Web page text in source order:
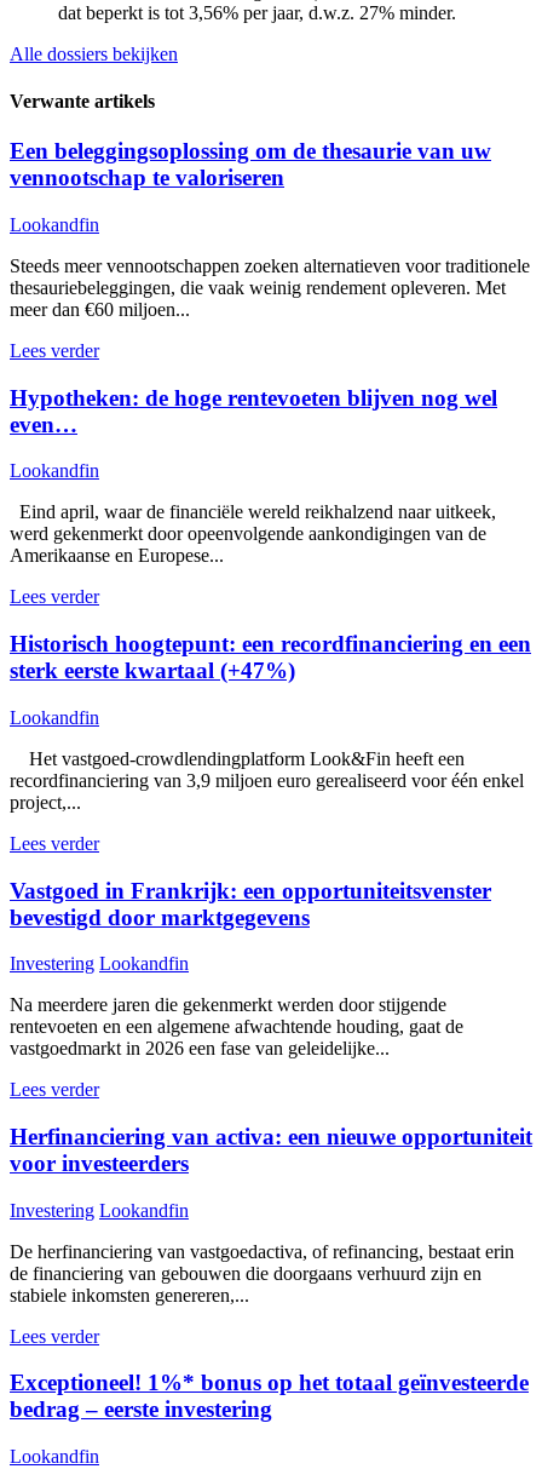
dat beperkt is tot 3,56% per jaar, d.w.z. 27% minder.
Alle dossiers bekijken
Verwante artikels
Een beleggingsoplossing om de thesaurie van uw
vennootschap te valoriseren
Lookandfin
Steeds meer vennootschappen zoeken alternatieven voor traditionele
thesauriebeleggingen, die vaak weinig rendement opleveren. Met
meer dan €60 miljoen...
Lees verder
Hypotheken: de hoge rentevoeten blijven nog wel
even…
Lookandfin
Eind april, waar de financiële wereld reikhalzend naar uitkeek,
werd gekenmerkt door opeenvolgende aankondigingen van de
Amerikaanse en Europese...
Lees verder
Historisch hoogtepunt: een recordfinanciering en een
sterk eerste kwartaal (+47%)
Lookandfin
Het vastgoed-crowdlendingplatform Look&Fin heeft een
recordfinanciering van 3,9 miljoen euro gerealiseerd voor één enkel
project,...
Lees verder
Vastgoed in Frankrijk: een opportuniteitsvenster
bevestigd door marktgegevens
Investering Lookandfin
Na meerdere jaren die gekenmerkt werden door stijgende
rentevoeten en een algemene afwachtende houding, gaat de
vastgoedmarkt in 2026 een fase van geleidelijke...
Lees verder
Herfinanciering van activa: een nieuwe opportuniteit
voor investeerders
Investering Lookandfin
De herfinanciering van vastgoedactiva, of refinancing, bestaat erin
de financiering van gebouwen die doorgaans verhuurd zijn en
stabiele inkomsten genereren,...
Lees verder
Exceptioneel! 1%* bonus op het totaal geïnvesteerde
bedrag – eerste investering
Lookandfin